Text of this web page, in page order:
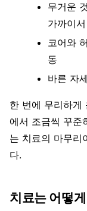
무거운
가까이
코어와
동
바른 자
한 번에 무리하게
에서 조금씩 꾸준
는 치료의 마무리
다.
치료는 어떻